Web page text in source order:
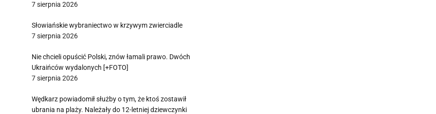
7 sierpnia 2026
Słowiańskie wybraniectwo w krzywym zwierciadle
7 sierpnia 2026
Nie chcieli opuścić Polski, znów łamali prawo. Dwóch
Ukraińców wydalonych [+FOTO]
7 sierpnia 2026
Wędkarz powiadomił służby o tym, że ktoś zostawił
ubrania na plaży. Należały do 12-letniej dziewczynki